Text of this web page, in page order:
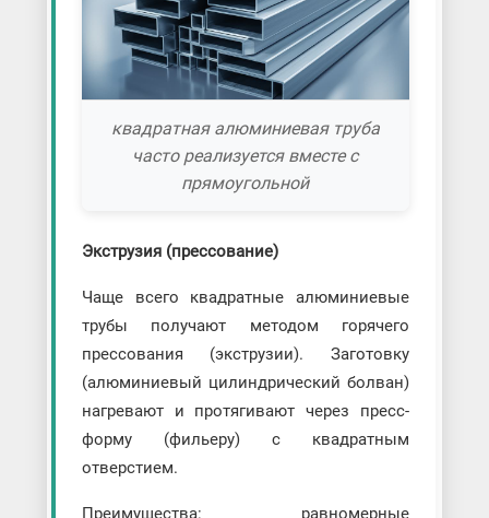
квадратная алюминиевая труба
часто реализуется вместе с
прямоугольной
Экструзия (прессование)
Чаще всего квадратные алюминиевые
трубы получают методом горячего
прессования (экструзии). Заготовку
(алюминиевый цилиндрический болван)
нагревают и протягивают через пресс-
форму (фильеру) с квадратным
отверстием.
Преимущества: равномерные